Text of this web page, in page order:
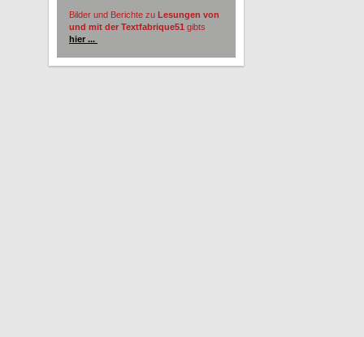
Bilder und Berichte zu Lesungen von
und mit der Textfabrique51 gibts
hier ...